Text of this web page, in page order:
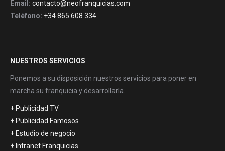
Email: contacto@neofranquicias.com
Teléfono: +34 865 608 334
NUESTROS SERVICIOS
Ponemos a su disposición nuestros servicios para poner en
marcha su franquicia y desarrollarla.
+ Publicidad TV
+ Publicidad Famosos
+ Estudio de negocio
+ Intranet Franquicias